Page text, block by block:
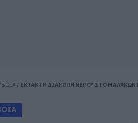
/ ΕΚΤΑΚΤΗ ΔΙΑΚΟΠΗ ΝΕΡΟΥ ΣΤΟ